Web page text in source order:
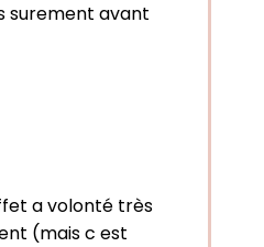
surement avant
a volonté très
(mais c est